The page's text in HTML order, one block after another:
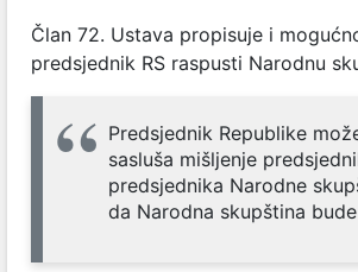
Član 72. Ustava propisuje i
predsjednik RS raspusti Narodnu
Predsjednik Republike
sasluša mišljenje
predsjednika Narodne
da Narodna skupština